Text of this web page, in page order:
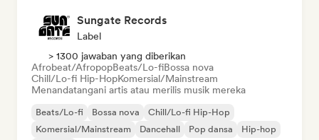
Sungate Records
Label
> 1300 jawaban yang diberikan
Afrobeat/AfropopBeats/Lo-fiBossa nova
Chill/Lo-fi Hip-HopKomersial/Mainstream
Menandatangani artis atau merilis musik mereka
Beats/Lo-fi Bossa nova
Chill/Lo-fi Hip-Hop
Komersial/Mainstream
Dancehall Pop dansa
Hip-hop